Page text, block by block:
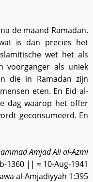
de maand Ramadan.
is dan precies het
wet het als
voorganger als uniek
die in Ramadan zijn
eten. En Eid al-
dag waarop het offer
geconsumeerd. En
Amjad Ali al-Azmi
1360 || ≈ 10-Aug-1941
al-Amjadiyyah 1:395